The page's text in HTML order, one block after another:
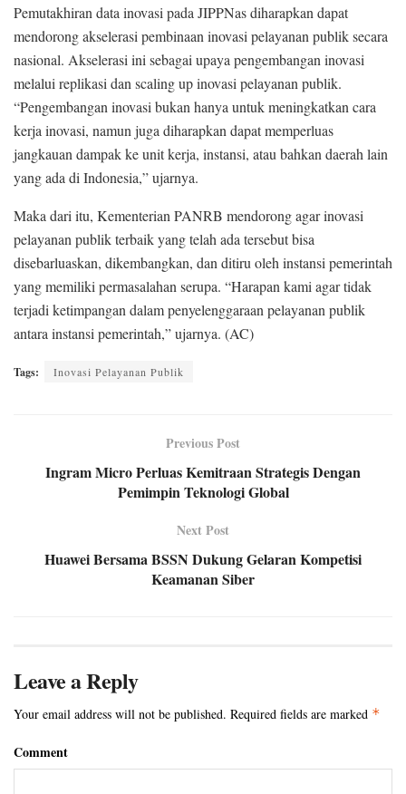
Pemutakhiran data inovasi pada JIPPNas diharapkan dapat
mendorong akselerasi pembinaan inovasi pelayanan publik secara
nasional. Akselerasi ini sebagai upaya pengembangan inovasi
melalui replikasi dan scaling up inovasi pelayanan publik.
“Pengembangan inovasi bukan hanya untuk meningkatkan cara
kerja inovasi, namun juga diharapkan dapat memperluas
jangkauan dampak ke unit kerja, instansi, atau bahkan daerah lain
yang ada di Indonesia,” ujarnya.
Maka dari itu, Kementerian PANRB mendorong agar inovasi
pelayanan publik terbaik yang telah ada tersebut bisa
disebarluaskan, dikembangkan, dan ditiru oleh instansi pemerintah
yang memiliki permasalahan serupa. “Harapan kami agar tidak
terjadi ketimpangan dalam penyelenggaraan pelayanan publik
antara instansi pemerintah,” ujarnya. (AC)
Tags: Inovasi Pelayanan Publik
Previous Post
Ingram Micro Perluas Kemitraan Strategis Dengan
Pemimpin Teknologi Global
Next Post
Huawei Bersama BSSN Dukung Gelaran Kompetisi
Keamanan Siber
Leave a Reply
Your email address will not be published. Required fields are marked *
Comment